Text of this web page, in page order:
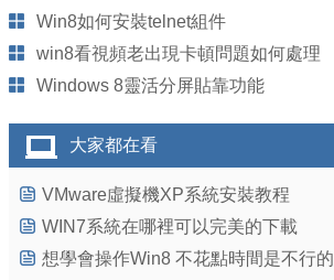
Win8如何安裝telnet組件
win8看視頻老出現卡頓問題如何處理
Windows 8靈活分屏貼靠功能
大家都在看
VMware虛擬機XP系統安裝教程
WIN7系統在哪裡可以完美的下載
想學會操作Win8 不花點時間是不行的